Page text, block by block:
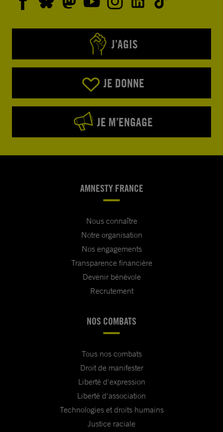
J’AGIS
JE DONNE
JE M’ENGAGE
AMNESTY FRANCE
Nous connaître
Notre organisation
Nos engagements
Transparence financière
Devenir bénévole
Recrutement
NOS COMBATS
Tous nos combats
Droit de manifester
Liberté d'expression
Liberté d'association
Technologies et droits humains
Justice raciale